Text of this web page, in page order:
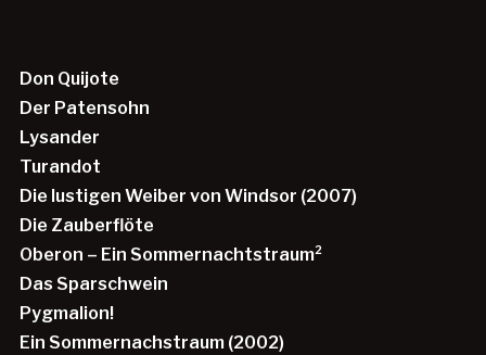
Don Quijote
Der Patensohn
Lysander
Turandot
Die lustigen Weiber von Windsor (2007)
Die Zauberflöte
Oberon – Ein Sommernachtstraum²
Das Sparschwein
Pygmalion!
Ein Sommernachstraum (2002)